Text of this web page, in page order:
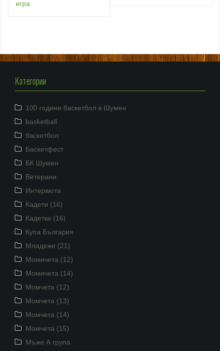
игра
Категории
100 години баскетбол в Шумен
basketball
баскетбол
Баскетфест
БК Шумен
Ветерани
Интервюта
Кадети (16)
Кадетки (16)
Купа България
Младежи (21)
Момичета (12)
Момичета (14)
Момчета (12)
Момчета (13)
Момчета (14)
Момчета (15)
Мъже А група